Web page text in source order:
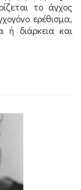
το άγχος
ερέθισμα,
ή διάρκεια και